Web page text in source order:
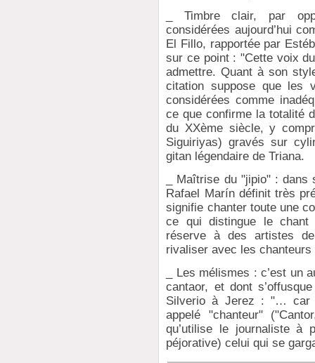
_ Timbre clair, par
considérées aujourd’hui
El Fillo, rapportée par
sur ce point : "Cette voix
admettre. Quant à son
citation suppose que les
considérées comme
ce que confirme la totalité
du XXème siècle, y
Siguiriyas) gravés sur
gitan légendaire de Triana.
_ Maîtrise du "jipio" :
Rafael Marín définit très
signifie chanter toute une
ce qui distingue le chant
réserve à des artistes
rivaliser avec les chanteurs
_ Les mélismes : c’est un
cantaor, et dont
Silverio à Jerez : "… car
appelé "chanteur"
qu’utilise le journaliste à
péjorative) celui qui se